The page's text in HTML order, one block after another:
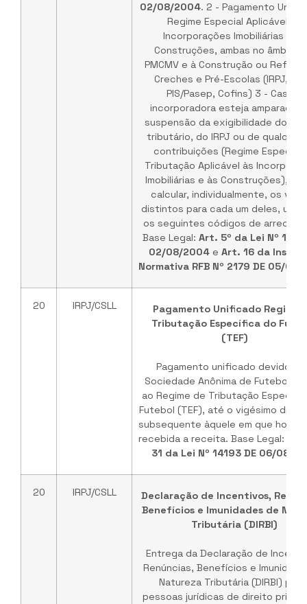
02/08/2004. 2 - Pagamento
Regime Especial Aplicável às
Incorporações Imobiliárias e às
Construções, ambas no âmbito
PMCMV e à Construção ou
Creches e Pré-Escolas (IRPJ,
PIS/Pasep, Cofins) 3 - Caso a
incorporadora esteja amparada
suspensão da exigibilidade do
tributário, do IRPJ ou de qualquer
contribuições (Regime Especial
Tributação Aplicável às
Imobiliárias e às Construções),
calcular, individualmente, os
distintos para cada um deles,
os seguintes códigos de
Base Legal: Art. 5º da Lei Nº
02/08/2004e Art. 16 da
Normativa RFB Nº 2179 DE 05/03/
20 IRPJ/CSLL
Pagamento Unificado Regime
Tributação Específica do
(TEF)
Pagamento unificado devido
Sociedade Anônima de Futebol
ao Regime de Tributação
Futebol (TEF), até o vigésimo dia
subsequente àquele em que
recebida a receita. Base Legal:
31 da Lei Nº 14193 DE 06/08/
20 IRPJ/CSLL
Declaração de Incentivos,
Benefícios e Imunidades de
Tributária (DIRBI)
Entrega da Declaração de
Renúncias, Benefícios e
Natureza Tributária (DIRBI)
pessoas jurídicas de direito